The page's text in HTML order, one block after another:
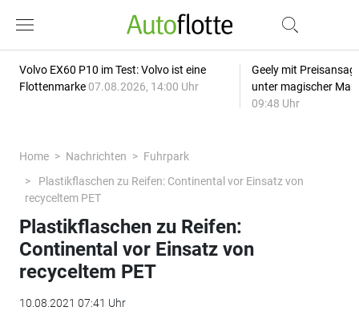
Volvo EX60 P10 im Test: Volvo ist eine
Flottenmarke 07.08.2026, 14:00 Uhr
Geely mit
unter magischer
09:48 Uhr
Home Nachrichten
Fuhrpark
Plastikflaschen zu Reifen: Continental vor Einsatz von
recyceltem PET
Plastikflaschen zu Reifen:
Continental vor Einsatz von
recyceltem PET
10.08.2021 07:41 Uhr